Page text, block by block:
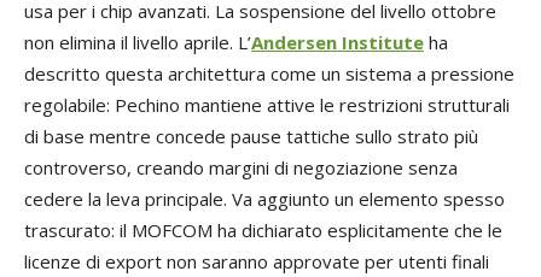
usa per i chip avanzati. La sospensione del livello ottobre
non elimina il livello aprile. L’Andersen Institute ha
descritto questa architettura come un sistema a pressione
regolabile: Pechino mantiene attive le restrizioni strutturali
di base mentre concede pause tattiche sullo strato più
controverso, creando margini di negoziazione senza
cedere la leva principale. Va aggiunto un elemento spesso
trascurato: il MOFCOM ha dichiarato esplicitamente che le
licenze di export non saranno approvate per utenti finali